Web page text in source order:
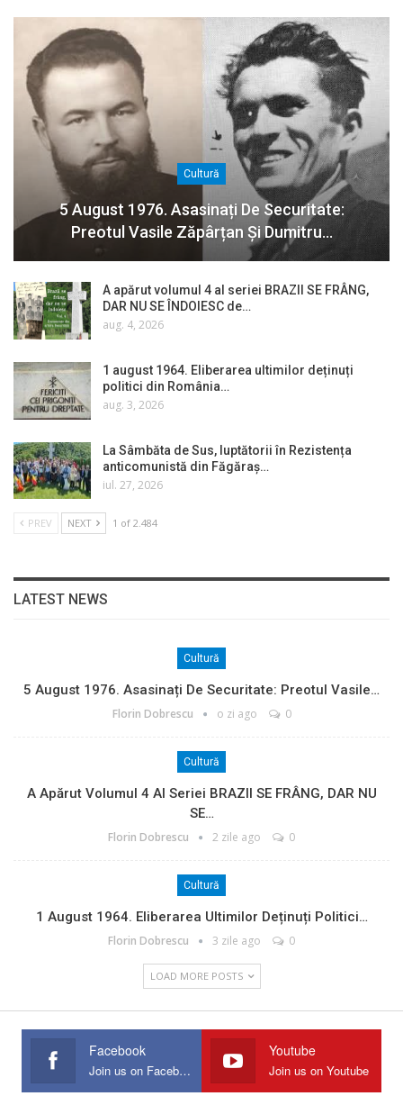
Cultură
5 August 1976. Asasinați De Securitate:
Preotul Vasile Zăpârțan Și Dumitru…
A apărut volumul 4 al seriei BRAZII SE FRÂNG,
DAR NU SE ÎNDOIESC de…
aug. 4, 2026
1 august 1964. Eliberarea ultimilor deținuți
politici din România…
aug. 3, 2026
La Sâmbăta de Sus, luptătorii în Rezistența
anticomunistă din Făgăraș…
iul. 27, 2026
PREV NEXT 1 of 2.484
LATEST NEWS
Cultură
5 August 1976. Asasinați De Securitate: Preotul Vasile…
Florin Dobrescu o zi ago 0
Cultură
A Apărut Volumul 4 Al Seriei BRAZII SE FRÂNG, DAR NU
SE…
Florin Dobrescu 2 zile ago 0
Cultură
1 August 1964. Eliberarea Ultimilor Deținuți Politici…
Florin Dobrescu 3 zile ago 0
LOAD MORE POSTS
Facebook
Join us on Facebook
Youtube
Join us on Youtube